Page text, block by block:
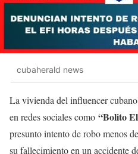
cubaherald news
La vivienda del influencer cubano
en redes sociales como “Bolito
presunto intento de robo menos
su fallecimiento en un accidente